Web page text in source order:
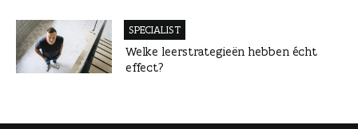
SPECIALIST
Welke leerstrategieën hebben écht
effect?